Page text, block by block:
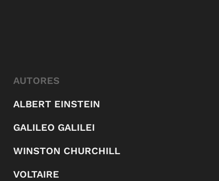
AUTORES
ALBERT EINSTEIN
GALILEO GALILEI
WINSTON CHURCHILL
VOLTAIRE